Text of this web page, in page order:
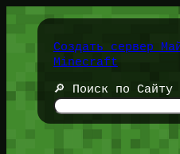
содержимомуСоздать сервер
Minecraft
🔎 Поиск по Сайту